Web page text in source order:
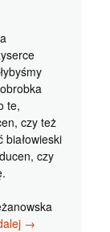
te,
czy też
czy
Obrobka
→